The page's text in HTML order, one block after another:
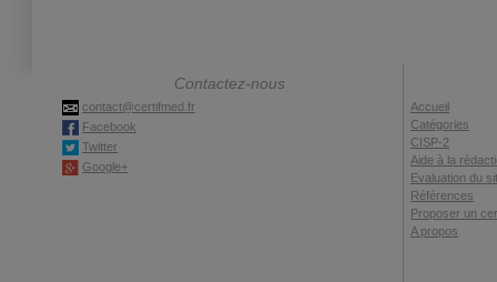
Contactez-nous
contact@certifmed.fr
Facebook
Twitter
Google+
Accueil
Catégories
CISP-2
Aide à la
Evaluation du
Références
Proposer un
A propos